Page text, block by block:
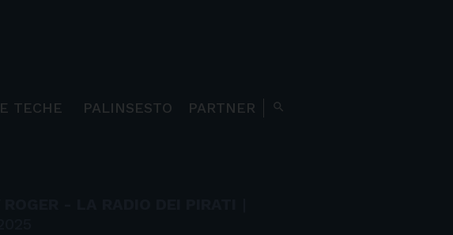
TECHE PALINSESTO PARTNER search